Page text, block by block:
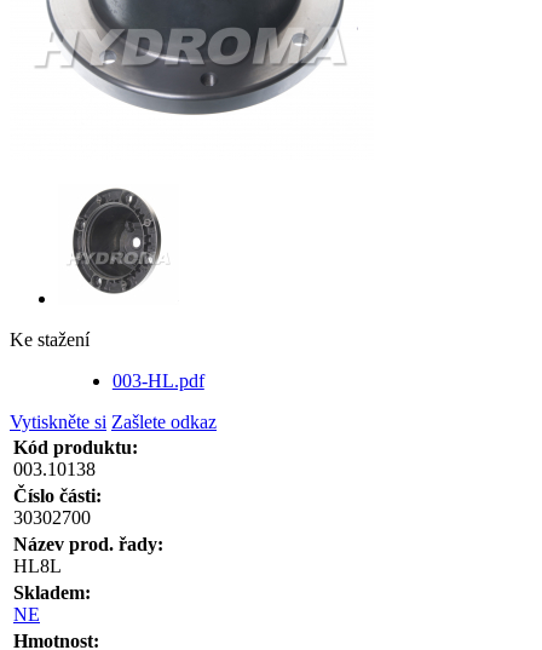
Ke stažení
003-HL.pdf
Vytiskněte si Zašlete odkaz
Kód produktu:
003.10138
Číslo části:
30302700
Název prod. řady:
HL8L
Skladem:
NE
Hmotnost: